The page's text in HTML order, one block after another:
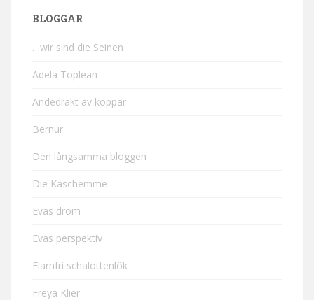
BLOGGAR
…wir sind die Seinen
Adela Toplean
Andedräkt av koppar
Bernur
Den långsamma bloggen
Die Kaschemme
Evas dröm
Evas perspektiv
Flarnfri schalottenlök
Freya Klier